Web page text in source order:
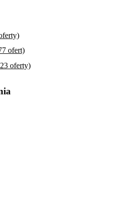
ofert)
oferty)